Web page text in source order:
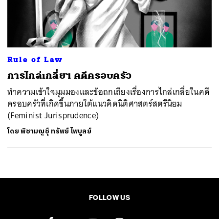
Rule of Law
การไกล่เกลี่ยฯ คดีครอบครัว
ทำความเข้าใจมุมมองและข้อถกเถียงเรื่องการไกล่เกลี่ยในคดี
ครอบครัวที่เกิดขึ้นภายใต้แนวคิดนิติศาสตร์สตรีนิยม
(Feminist Jurisprudence)
โดยพิชามญชุ์ ทรัพย์ไพบูลย์
FOLLOW US
SHARE TWEET LINE EMAIL